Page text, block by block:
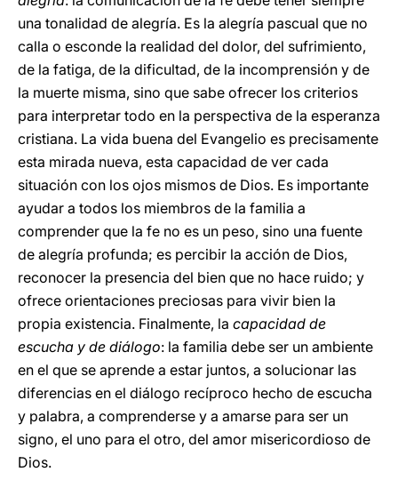
una tonalidad de alegría. Es la alegría pascual que no
calla o esconde la realidad del dolor, del sufrimiento,
de la fatiga, de la dificultad, de la incomprensión y de
la muerte misma, sino que sabe ofrecer los criterios
para interpretar todo en la perspectiva de la esperanza
cristiana. La vida buena del Evangelio es precisamente
esta mirada nueva, esta capacidad de ver cada
situación con los ojos mismos de Dios. Es importante
ayudar a todos los miembros de la familia a
comprender que la fe no es un peso, sino una fuente
de alegría profunda; es percibir la acción de Dios,
reconocer la presencia del bien que no hace ruido; y
ofrece orientaciones preciosas para vivir bien la
propia existencia. Finalmente, la capacidad de
escucha y de diálogo: la familia debe ser un ambiente
en el que se aprende a estar juntos, a solucionar las
diferencias en el diálogo recíproco hecho de escucha
y palabra, a comprenderse y a amarse para ser un
signo, el uno para el otro, del amor misericordioso de
Dios.